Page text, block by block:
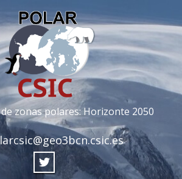
zonas polares: Horizonte 2050